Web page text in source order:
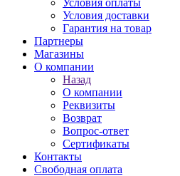
Условия оплаты
Условия доставки
Гарантия на товар
Партнеры
Магазины
О компании
Назад
О компании
Реквизиты
Возврат
Вопрос-ответ
Сертификаты
Контакты
Свободная оплата